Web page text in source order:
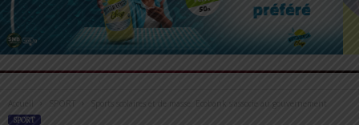
Accueil Sports scolaires et de masse: Ecobank s’associe au gouvernement
SPORT